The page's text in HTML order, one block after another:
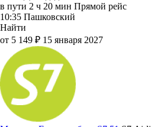
в пути 2 ч 20 мин Прямой рейс
10:35 Пашковский
Найти
от 5 149 ₽ 15 января 2027